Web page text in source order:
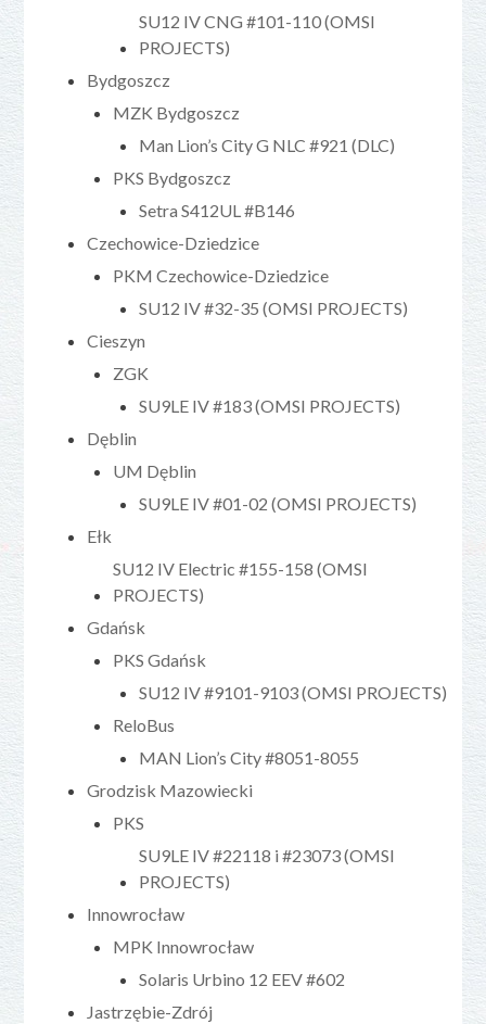
SU12 IV CNG #101-110 (OMSI
PROJECTS)
Bydgoszcz
MZK Bydgoszcz
Man Lion’s City G NLC #921 (DLC)
PKS Bydgoszcz
Setra S412UL #B146
Czechowice-Dziedzice
PKM Czechowice-Dziedzice
SU12 IV #32-35 (OMSI PROJECTS)
Cieszyn
ZGK
SU9LE IV #183 (OMSI PROJECTS)
Dęblin
UM Dęblin
SU9LE IV #01-02 (OMSI PROJECTS)
Ełk
SU12 IV Electric #155-158 (OMSI
PROJECTS)
Gdańsk
PKS Gdańsk
SU12 IV #9101-9103 (OMSI PROJECTS)
ReloBus
MAN Lion’s City #8051-8055
Grodzisk Mazowiecki
PKS
SU9LE IV #22118 i #23073 (OMSI
PROJECTS)
Innowrocław
MPK Innowrocław
Solaris Urbino 12 EEV #602
Jastrzębie-Zdrój